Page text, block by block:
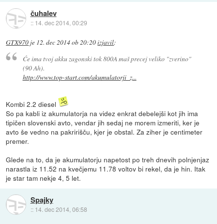
čuhalev
:: 14. dec 2014, 00:29
GTX970 je 12. dec 2014 ob 20:20izjavil:
Će ima tvoj akku zagonski tok 800A maš precej veliko "zverino"
(90 Ah).
http://www.top-start.com/akumulatorji_z...
Kombi 2.2 diesel
So pa kabli iz akumulatorja na videz enkrat debelejši kot jih ima
tipičen slovenski avto, vendar jih sedaj ne morem izmeriti, ker je
avto še vedno na pakririšču, kjer je obstal. Za ziher je centimeter
premer.
Glede na to, da je akumulatorju napetost po treh dnevih polnjenjaz
narastla iz 11.52 na kvečjemu 11.78 voltov bi rekel, da je hin. Itak
je star tam nekje 4, 5 let.
Spajky
:: 14. dec 2014, 06:58